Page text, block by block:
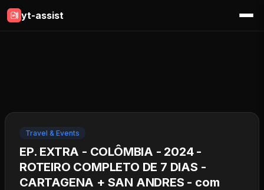
yt-assist
Travel & Events
EP. EXTRA - COLÔMBIA - 2024 -
ROTEIRO COMPLETO DE 7 DIAS -
CARTAGENA + SAN ANDRES - com